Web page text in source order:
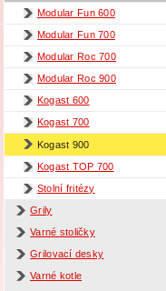
Modular Fun 600
Modular Fun 700
Modular Roc 700
Modular Roc 900
Kogast 600
Kogast 700
Kogast 900
Kogast TOP 700
Stolní fritézy
Grily
Varné stoličky
Grilovací desky
Varné kotle